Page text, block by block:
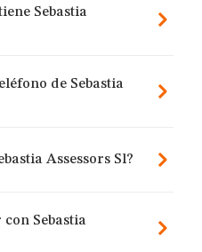
Sebastia
de Sebastia
Assessors Sl?
Sebastia